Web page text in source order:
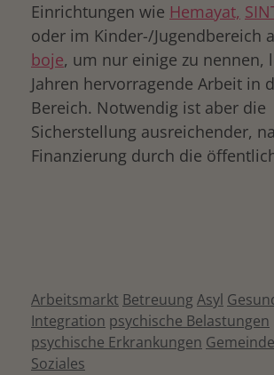
Einrichtungen wie Hemayat,
oder im Kinder-/Jugendbereich
boje, um nur einige zu nennen,
Jahren hervorragende Arbeit in
Bereich. Notwendig ist aber die
Sicherstellung ausreichender,
Finanzierung durch die
Arbeitsmarkt Betreuung Asyl
Integration psychische Belastungen
psychische Erkrankungen
Soziales